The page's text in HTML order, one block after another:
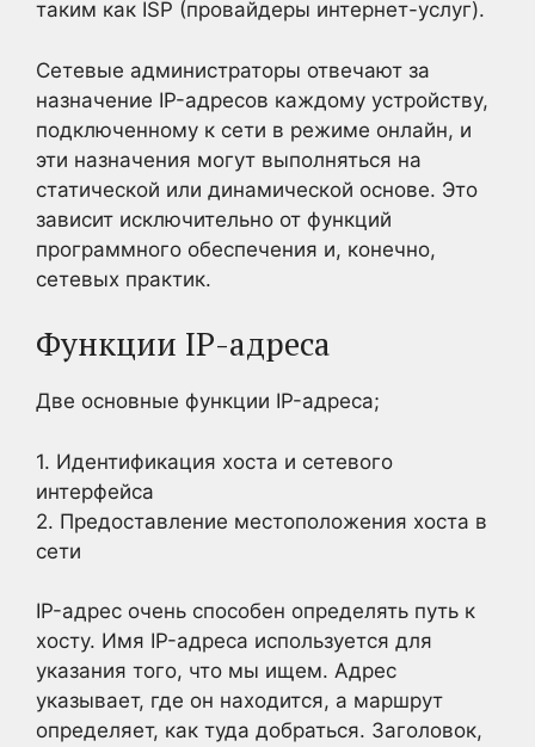
таким как ISP (провайдеры интернет-услуг).
Сетевые администраторы отвечают за
назначение IP-адресов каждому устройству,
подключенному к сети в режиме онлайн, и
эти назначения могут выполняться на
статической или динамической основе. Это
зависит исключительно от функций
программного обеспечения и, конечно,
сетевых практик.
Функции IP-адреса
Две основные функции IP-адреса;
1. Идентификация хоста и сетевого
интерфейса
2. Предоставление местоположения хоста в
сети
IP-адрес очень способен определять путь к
хосту. Имя IP-адреса используется для
указания того, что мы ищем. Адрес
указывает, где он находится, а маршрут
определяет, как туда добраться. Заголовок,